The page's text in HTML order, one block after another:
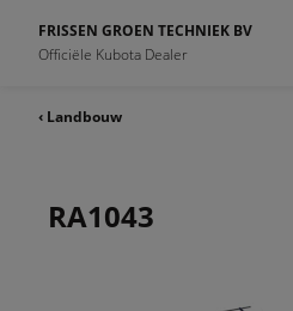
FRISSEN GROEN TECHNIEK BV
Officiële Kubota Dealer
‹ Landbouw
RA1043